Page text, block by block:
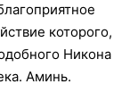
которого,
Никона
Аминь.